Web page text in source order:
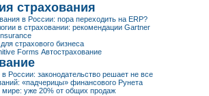
страхования
в России: пора переходить на ERP?
в страховании: рекомендации Gartner
страхового бизнеса
Forms Автострахование
в России: законодательство решает не все
«падчерицы» финансового Рунета
мире: уже 20% от общих продаж